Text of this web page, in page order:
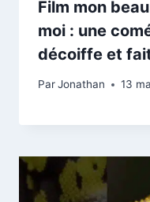
Film mon
moi : une
décoiffe et
ParJonathan 13